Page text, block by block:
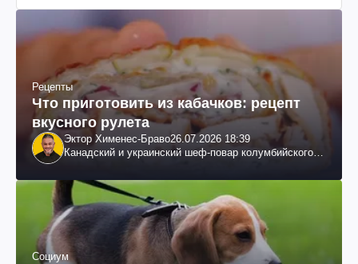
Рецепты
Что приготовить из кабачков: рецепт
вкусного рулета
Эктор Хименес-Браво26.07.2026 18:39
Канадский и украинский шеф-повар колумбийского
Социум